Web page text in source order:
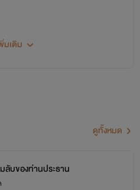
มเติม
ดูทั้งหมด
ลับของท่านประธาน